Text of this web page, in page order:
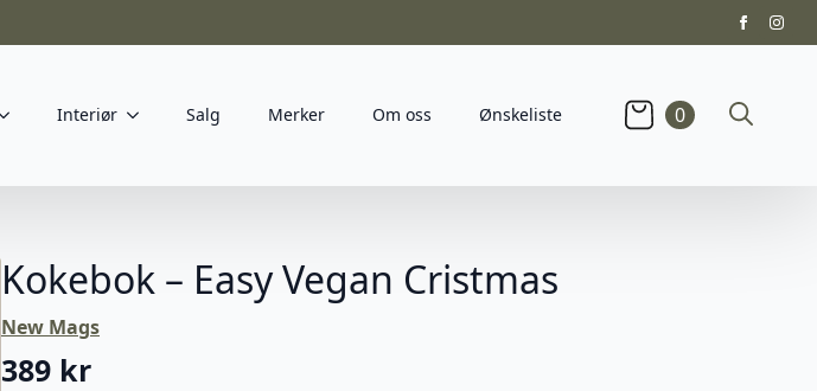
Interiør Salg Merker Om oss Ønskeliste
0
for:
Kokebok – Easy Vegan Cristmas
New Mags
389 kr